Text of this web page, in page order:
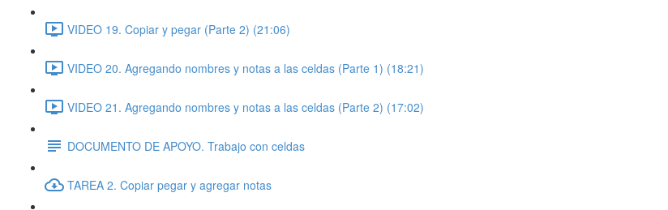
VIDEO 19. Copiar y pegar (Parte 2) (21:06)
VIDEO 20. Agregando nombres y notas a las celdas (Parte 1) (18:21)
VIDEO 21. Agregando nombres y notas a las celdas (Parte 2) (17:02)
DOCUMENTO DE APOYO. Trabajo con celdas
TAREA 2. Copiar pegar y agregar notas